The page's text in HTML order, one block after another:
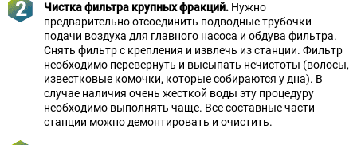
Чистка фильтра крупных фракций. Нужно
предварительно отсоединить подводные трубочки
подачи воздуха для главного насоса и обдува фильтра.
Снять фильтр с крепления и извлечь из станции. Фильтр
необходимо перевернуть и высыпать нечистоты (волосы,
известковые комочки, которые собираются у дна). В
случае наличия очень жесткой воды эту процедуру
необходимо выполнять чаще. Все составные части
станции можно демонтировать и очистить.